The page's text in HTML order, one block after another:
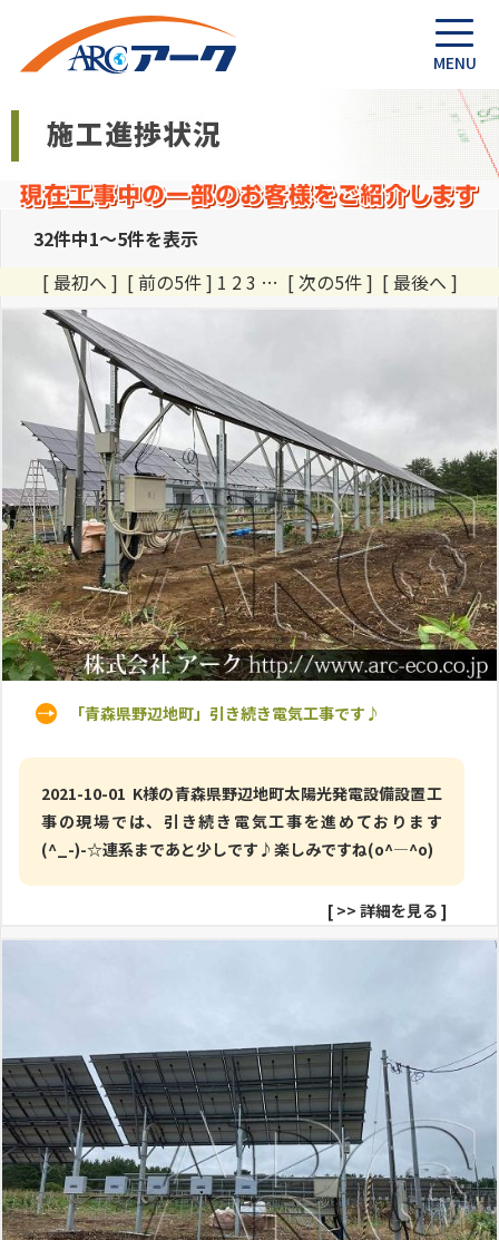
32件中1～5件を表示
[ 最初へ ] [ 前の5件 ] 1 2 3 … [ 次の5件 ] [ 最後へ ]
「青森県野辺地町」引き続き電気工事です♪
2021-10-01 K様の青森県野辺地町太陽光発電設備設置工
事の現場では、引き続き電気工事を進めております
(^_-)-☆連系まであと少しです♪楽しみですね(o^―^o)
[ >> 詳細を見る ]